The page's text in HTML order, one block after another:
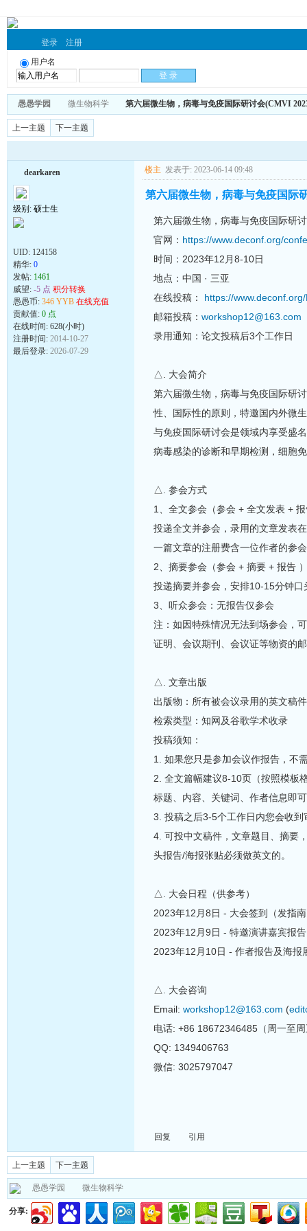
登录 注册
用户名
愚愚学园 微生物科学 第六届微生物，病毒与免疫国际研讨会(CMVI
上一主题 下一主题
dearkaren
级别: 硕士生
UID: 124158
精华: 0
发帖: 1461
威望: -5 点 积分转换
愚愚币: 346 YYB 在线充值
贡献值: 0 点
在线时间: 628(小时)
注册时间: 2014-10-27
最后登录: 2026-07-29
楼主 发表于: 2023-06-14 09:48
第六届微生物，病毒与免疫国际
第六届微生物，病毒与免疫国际研
官网： https://www.deconf.org/
时间：2023年12月8-10日
地点：中国 · 三亚
在线投稿： https://
邮箱投稿： workshop12@163.com
录用通知：论文投稿后3个工作日
△. 大会简介
第六届微生物，病毒与免疫国际研
性、国际性的原则，特邀国内外微
与免疫国际研讨会是领域内享受盛
病毒感染的诊断和早期检测，细胞
△. 参会方式
1、全文参会（参会 + 全文发表 +
投递全文并参会，录用的文章发表
一篇文章的注册费含一位作者的参
2、摘要参会（参会 + 摘要 + 报告
投递摘要并参会，安排10-15分钟口
3、听众参会：无报告仅参会
注：如因特殊情况无法到场参会，
证明、会议期刊、会议证等物资的
△. 文章出版
出版物：所有被会议录用的英文稿
检索类型：知网及谷歌学术收录
投稿须知：
1. 如果您只是参加会议作报告，不
2. 全文篇幅建议8-10页（按照模板
标题、内容、关键词、作者信息即
3. 投稿之后3-5个工作日内您会收
4. 可投中文稿件，文章题目、摘要
头报告/海报张贴必须做英文的。
△. 大会日程（供参考）
2023年12月8日 - 大会签到（发指
2023年12月9日 - 特邀演讲嘉宾报告
2023年12月10日 - 作者报告及海报
△. 大会咨询
Email: workshop12@163.com (
电话: +86 18672346485（周一至
QQ: 1349406763
微信: 3025797047
回复 引用
上一主题 下一主题
愚愚学园 微生物科学
分享: